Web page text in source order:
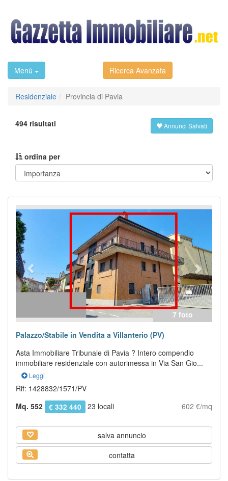
Menù Ricerca Avanzata
Residenziale Provincia di Pavia
494 risultati Annunci Salvati
ordina per
7 foto
Previous Next
Palazzo/Stabile in Vendita a Villanterio (PV)
Asta Immobiliare Tribunale di Pavia ? Intero compendio
immobiliare residenziale con autorimessa in Via San Gio...
Leggi
Rif: 1428832/1571/PV
Mq. 552
€ 332 440 23 locali 602 €/mq
salva annuncio
contatta